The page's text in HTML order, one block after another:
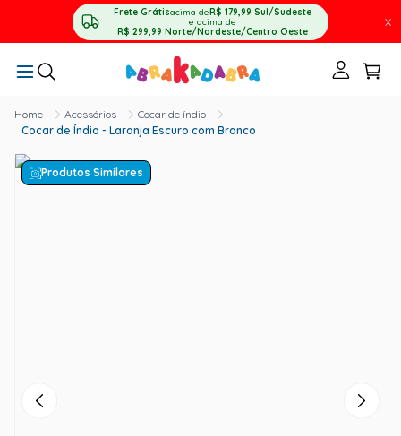
Frete Grátisacima deR$ 179,99 Sul/Sudeste
e acima de
R$ 299,99 Norte/Nordeste/Centro Oeste
X
Acessórios
Cocar de índio
Cocar de Índio - Laranja Escuro com Branco
Produtos Similares